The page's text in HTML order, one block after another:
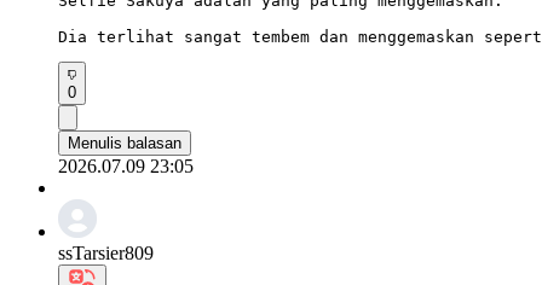
Dia terlihat sangat tembem dan menggemaskan
0
Menulis balasan
2026.07.09 23:05
ssTarsier809